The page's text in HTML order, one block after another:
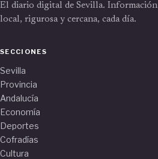
El diario digital de Sevilla. Información
local, rigurosa y cercana, cada día.
SECCIONES
Sevilla
Provincia
Andalucía
Economía
Deportes
Cofradías
Cultura